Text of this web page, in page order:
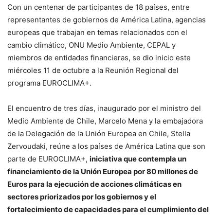
Con un centenar de participantes de 18 países, entre
representantes de gobiernos de América Latina, agencias
europeas que trabajan en temas relacionados con el
cambio climático, ONU Medio Ambiente, CEPAL y
miembros de entidades financieras, se dio inicio este
miércoles 11 de octubre a la Reunión Regional del
programa EUROCLIMA+.
El encuentro de tres días, inaugurado por el ministro del
Medio Ambiente de Chile, Marcelo Mena y la embajadora
de la Delegación de la Unión Europea en Chile, Stella
Zervoudaki, reúne a los países de América Latina que son
parte de EUROCLIMA+, iniciativa que contempla un
financiamiento de la Unión Europea por 80 millones de
Euros para la ejecución de acciones climáticas en
sectores priorizados por los gobiernos y el
fortalecimiento de capacidades para el cumplimiento del